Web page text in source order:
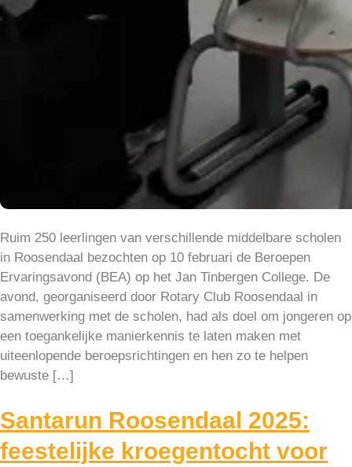
Ruim 250 leerlingen van verschillende middelbare scholen
in Roosendaal bezochten op 10 februari de Beroepen
Ervaringsavond (BEA) op het Jan Tinbergen College. De
avond, georganiseerd door Rotary Club Roosendaal in
samenwerking met de scholen, had als doel om jongeren op
een toegankelijke manierkennis te laten maken met
uiteenlopende beroepsrichtingen en hen zo te helpen
bewuste […]
Santarun Roosendaal 2025:
feestelijke kroegentocht voor